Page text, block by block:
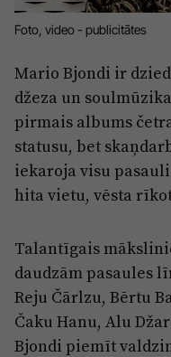
Ropaži
Saulkrasti
Sigulda
Foto, video - publicitātes
Mario Bjondi ir
džeza un
pirmais albums
statusu, bet
iekaroja visu
hita vietu, vēsta
Talantīgais
daudzām pasaules
Reju Čārlzu, Bērtu
Čaku Hanu, Alu
Bjondi piemīt